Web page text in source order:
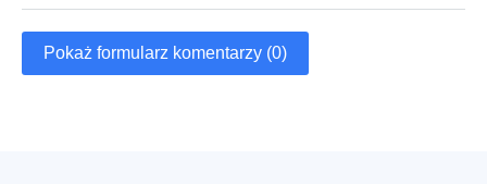
Pokaż formularz komentarzy (0)